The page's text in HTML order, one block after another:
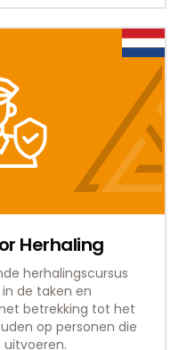
Herhaling
herhalingscursus
de taken en
betrekking tot het
op personen die
uitvoeren.